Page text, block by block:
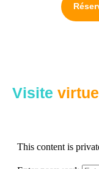
Visite